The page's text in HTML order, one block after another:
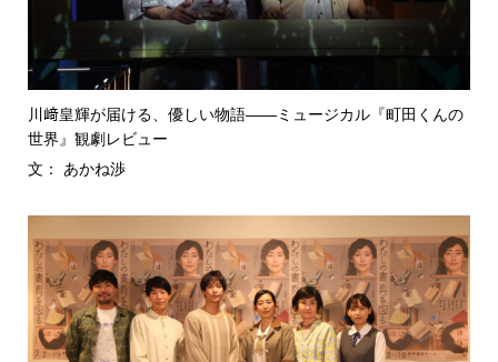
川﨑皇輝が届ける、優しい物語――ミュージカル『町田くんの
世界』観劇レビュー
文： あかね渉